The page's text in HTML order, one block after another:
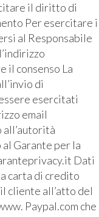
il diritto di
Per esercitare i
al Responsabile
il consenso La
di
esercitati
email
Garante per la
Dati
carta di credito
cliente all’atto del
Paypal.com che